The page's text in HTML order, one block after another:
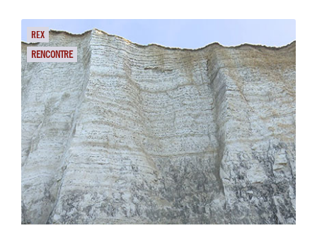
REX
RENCONTRE